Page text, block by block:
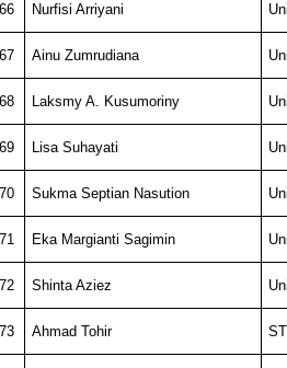
66 Nurfisi Arriyani
67 Ainu Zumrudiana
68 Laksmy A. Kusumoriny
69 Lisa Suhayati
70 Sukma Septian Nasution
71 Eka Margianti Sagimin
72 Shinta Aziez
73 Ahmad Tohir